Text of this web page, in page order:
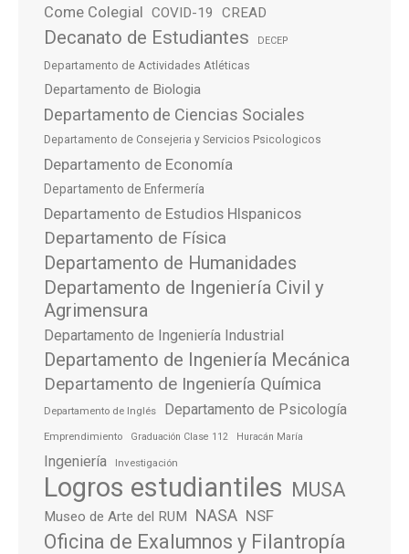
Come Colegial COVID-19 CREAD
Decanato de Estudiantes DECEP
Departamento de Actividades Atléticas
Departamento de Biologia
Departamento de Ciencias Sociales
Departamento de Consejeria y Servicios Psicologicos
Departamento de Economía
Departamento de Enfermería
Departamento de Estudios HIspanicos
Departamento de Física
Departamento de Humanidades
Departamento de Ingeniería Civil y
Agrimensura
Departamento de Ingeniería Industrial
Departamento de Ingeniería Mecánica
Departamento de Ingeniería Química
Departamento de Inglés Departamento de Psicología
Emprendimiento Graduación Clase 112 Huracán María
Ingeniería Investigación
Logros estudiantiles MUSA
Museo de Arte del RUM NASA NSF
Oficina de Exalumnos y Filantropía